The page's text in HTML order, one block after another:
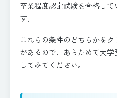
卒業程度認定試験を合格し
す。
これらの条件のどちらかを
があるので、あらためて大
してみてください。